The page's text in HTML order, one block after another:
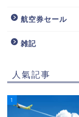
航空券セール
雑記
人氣記事
1